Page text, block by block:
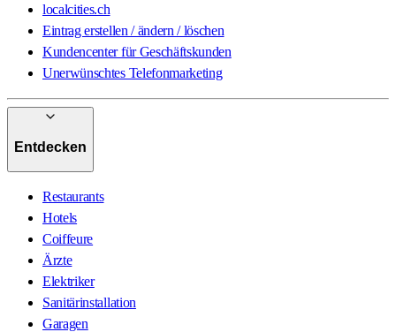
localcities.ch
Eintrag erstellen / ändern / löschen
Kundencenter für Geschäftskunden
Unerwünschtes Telefonmarketing
Entdecken
Restaurants
Hotels
Coiffeure
Ärzte
Elektriker
Sanitärinstallation
Garagen